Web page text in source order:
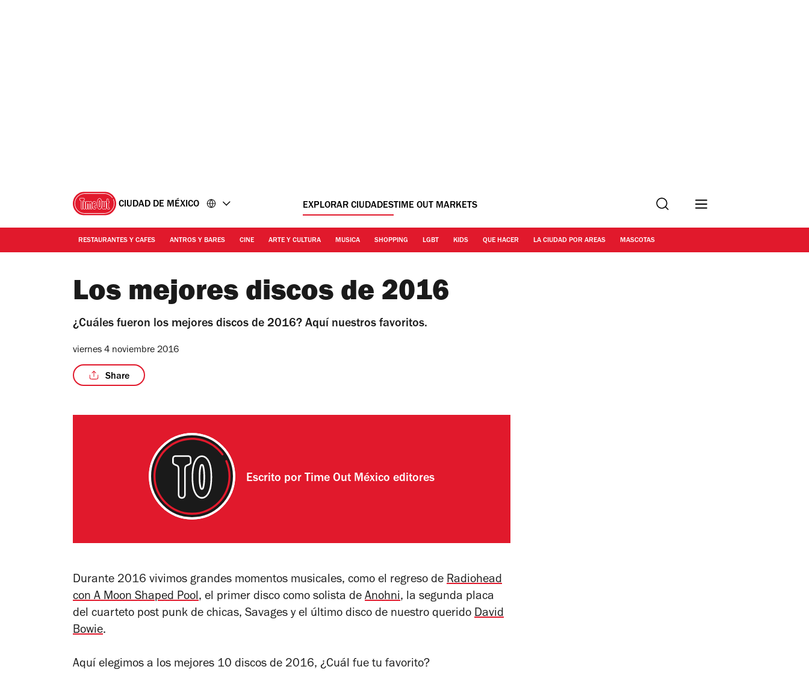
CIUDAD DE MÉXICO EXPLORAR CIUDADESTIME OUT MARKETS Buscar
RESTAURANTES Y CAFES ANTROS Y BARES CINE ARTE Y CULTURA MUSICA SHOPPING LGBT KIDS QUE HACER LA CIUDAD POR AREAS MASCOTAS
Los mejores discos de 2016
¿Cuáles fueron los mejores discos de 2016? Aquí nuestros favoritos.
viernes 4 noviembre 2016
Share
Escrito por Time Out México editores
Durante 2016 vivimos grandes momentos musicales, como el regreso de Radiohead
conA Moon Shaped Pool, el primer disco como solista de Anohni, la segunda placa
del cuarteto post punk de chicas, Savages y el último disco de nuestro querido David
Bowie.
Aquí elegimos a los mejores 10 discos de 2016, ¿Cuál fue tu favorito?